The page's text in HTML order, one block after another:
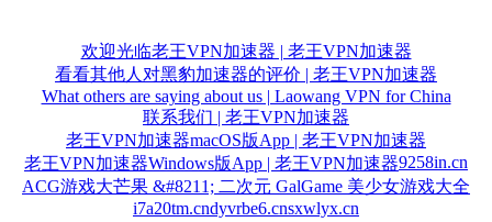
欢迎光临老王VPN加速器 | 老王VPN加速器
看看其他人对黑豹加速器的评价 | 老王VPN加速器
What others are saying about us | Laowang VPN for China
联系我们 | 老王VPN加速器
老王VPN加速器macOS版App | 老王VPN加速器
老王VPN加速器Windows版App | 老王VPN加速器9258in.cn
ACG游戏大芒果 &#8211; 二次元 GalGame 美少女游戏大全
i7a20tm.cndyvrbe6.cnsxwlyx.cn